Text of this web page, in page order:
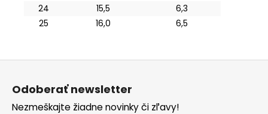
24
15,5
6,3
25
16,0 6,5
Z
Odoberať newsletter
Nezmeškajte žiadne novinky či zľavy!